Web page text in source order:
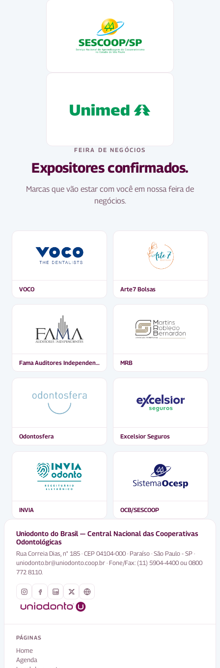
FEIRA DE NEGÓCIOS
Expositores confirmados.
Marcas que vão estar com você em nossa feira de
negócios.
VOCO Arte7 Bolsas
Fama Auditores Independentes MRB
Odontosfera Excelsior Seguros
INVIA OCB/SESCOOP
Uniodonto do Brasil — Central Nacional das Cooperativas
Odontológicas
Rua Correia Dias, n° 185 · CEP 04104-000 · Paraíso · São Paulo - SP ·
uniodonto.br@uniodonto.coop.br · Fone/Fax: (11) 5904-4400 ou 0800
772 8110.
PÁGINAS
Home
Agenda